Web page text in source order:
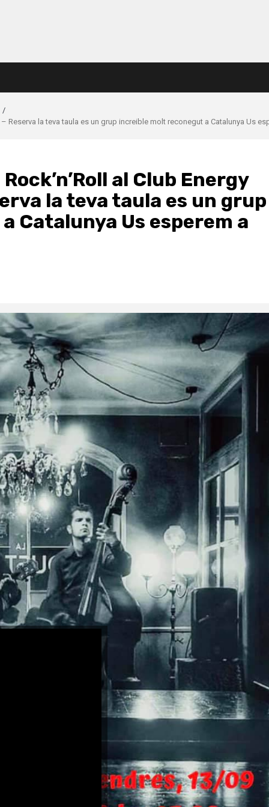
Reserva la teva taula es un grup increible molt reconegut a Catalunya Us
al Club Energy
la teva taula es un grup
Catalunya Us esperem a